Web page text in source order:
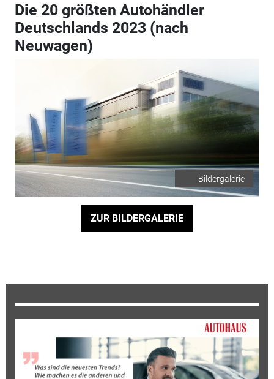
Die 20 größten Autohändler
Deutschlands 2023 (nach
Neuwagen)
Bildergalerie
ZUR BILDERGALERIE